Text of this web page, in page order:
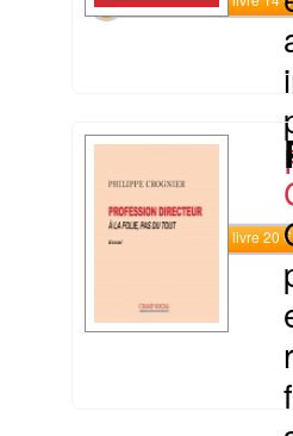
Commander le livre 20 €